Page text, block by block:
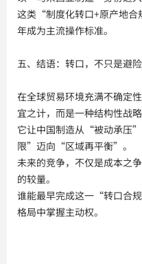
这类“制度化转口+原产地
年成为主流操作标准。
五、结语：转口，不只是避
在全球贸易环境充满不确定
宜之计，而是一种结构性战略
它让中国制造从“被动承
限”迈向“区域再平衡”。
未来的竞争，不仅是成本之
的较量。
谁能最早完成这一“转口合
格局中掌握主动权。